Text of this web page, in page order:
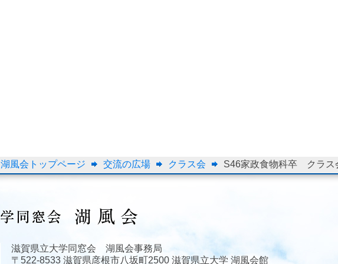
湖風会トップページ 交流の広場 クラス会 S46家政食物科卒 クラス
滋賀県立大学同窓会 湖風会事務局
〒522-8533 滋賀県彦根市八坂町2500 滋賀県立大学 湖風会館